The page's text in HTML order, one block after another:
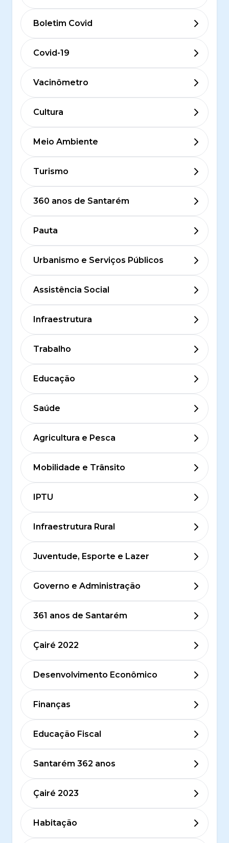
Boletim Covid
Covid-19
Vacinômetro
Cultura
Meio Ambiente
Turismo
360 anos de Santarém
Pauta
Urbanismo e Serviços Públicos
Assistência Social
Infraestrutura
Trabalho
Educação
Saúde
Agricultura e Pesca
Mobilidade e Trânsito
IPTU
Infraestrutura Rural
Juventude, Esporte e Lazer
Governo e Administração
361 anos de Santarém
Çairé 2022
Desenvolvimento Econômico
Finanças
Educação Fiscal
Santarém 362 anos
Çairé 2023
Habitação